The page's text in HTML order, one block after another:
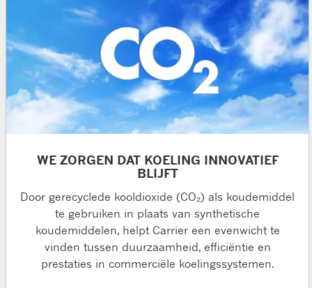
WE ZORGEN DAT KOELING INNOVATIEF
BLIJFT
Door gerecyclede kooldioxide (CO₂) als koudemiddel
te gebruiken in plaats van synthetische
koudemiddelen, helpt Carrier een evenwicht te
vinden tussen duurzaamheid, efficiëntie en
prestaties in commerciële koelingssystemen.